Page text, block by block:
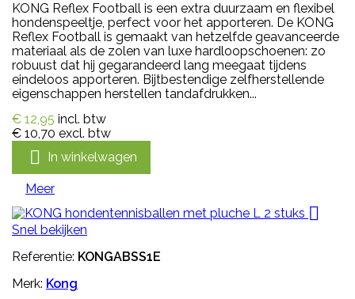
KONG Reflex Football is een extra duurzaam en flexibel
hondenspeeltje, perfect voor het apporteren. De KONG
Reflex Football is gemaakt van hetzelfde geavanceerde
materiaal als de zolen van luxe hardloopschoenen: zo
robuust dat hij gegarandeerd lang meegaat tijdens
eindeloos apporteren. Bijtbestendige zelfherstellende
eigenschappen herstellen tandafdrukken...
€ 12,95 incl. btw
€ 10,70 excl. btw
 In winkelwagen
Meer

Snel bekijken
Referentie: KONGABSS1E
Merk: Kong